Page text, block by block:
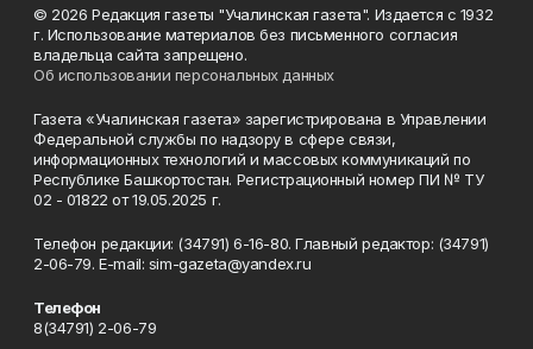
© 2026 Редакция газеты "Учалинская газета". Издается с 1932
г. Использование материалов без письменного согласия
владельца сайта запрещено.
Об использовании персональных данных
Газета «Учалинская газета» зарегистрирована в Управлении
Федеральной службы по надзору в сфере связи,
информационных технологий и массовых коммуникаций по
Республике Башкортостан. Регистрационный номер ПИ № ТУ
02 - 01822 от 19.05.2025 г.
Телефон редакции: (34791) 6-16-80. Главный редактор: (34791)
2-06-79. Е-mаil: sim-gazeta@yandex.ru
Телефон
8(34791) 2-06-79